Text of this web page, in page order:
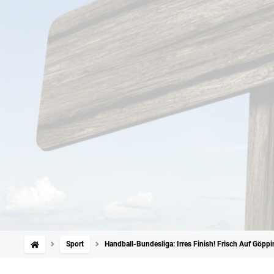
Sport Handball-Bundesliga: Irres Finish! Frisch Auf